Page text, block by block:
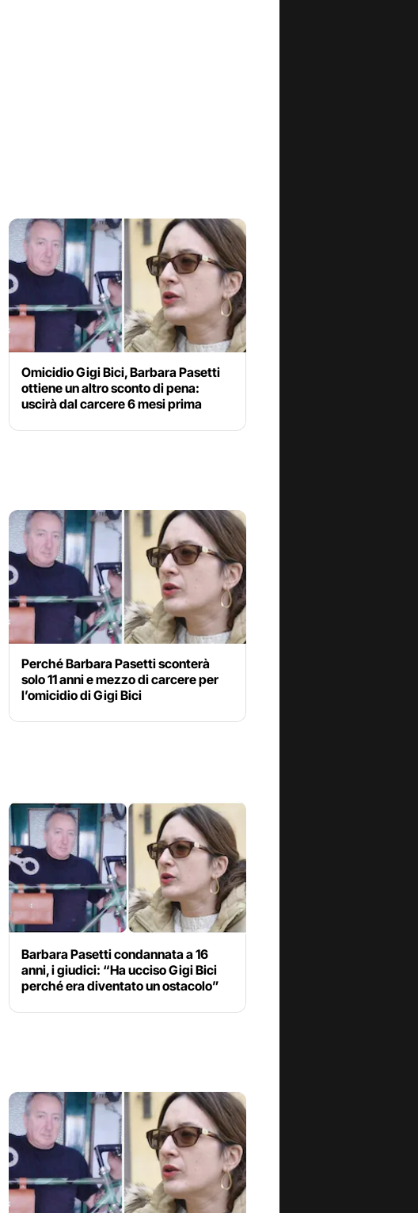
Omicidio Gigi Bici, Barbara Pasetti
ottiene un altro sconto di pena:
uscirà dal carcere 6 mesi prima
Perché Barbara Pasetti sconterà
solo 11 anni e mezzo di carcere per
l’omicidio di Gigi Bici
Barbara Pasetti condannata a 16
anni, i giudici: “Ha ucciso Gigi Bici
perché era diventato un ostacolo”